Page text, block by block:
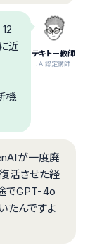
テキトー教師
.AI認定講師
近
機
が一度廃
活させた経
でGPT-4o
たんですよ